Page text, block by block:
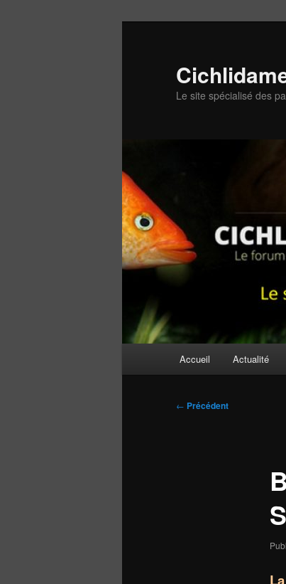
Le site spécialisé des
Accueil Actualité
Navigation
← Précédent